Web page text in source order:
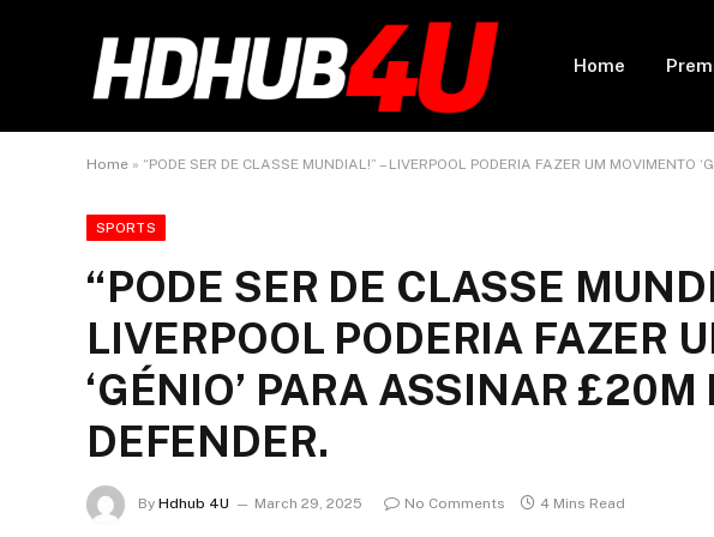
Home
Home » “PODE SER DE CLASSE MUNDIAL!” – LIVERPOOL PODERIA FAZER UM MOVIMENTO
SPORTS
“PODE SER DE CLASSE
LIVERPOOL PODERIA FAZER
‘GÉNIO’ PARA ASSINAR £20M
DEFENDER.
By Hdhub 4U March 29, 2025 No Comments 4 Mins Read